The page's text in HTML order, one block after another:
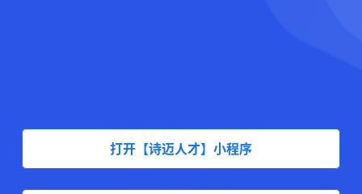
打开【诗迈人才】小程序